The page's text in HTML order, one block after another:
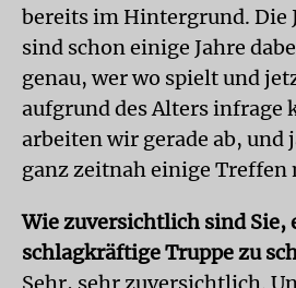
bereits im Hintergrund. Die
sind schon einige Jahre
genau, wer wo spielt und
aufgrund des Alters infrage
arbeiten wir gerade ab, und
ganz zeitnah einige Treffen
Wie zuversichtlich sind Sie,
schlagkräftige Truppe zu
Sehr, sehr zuversichtlich.